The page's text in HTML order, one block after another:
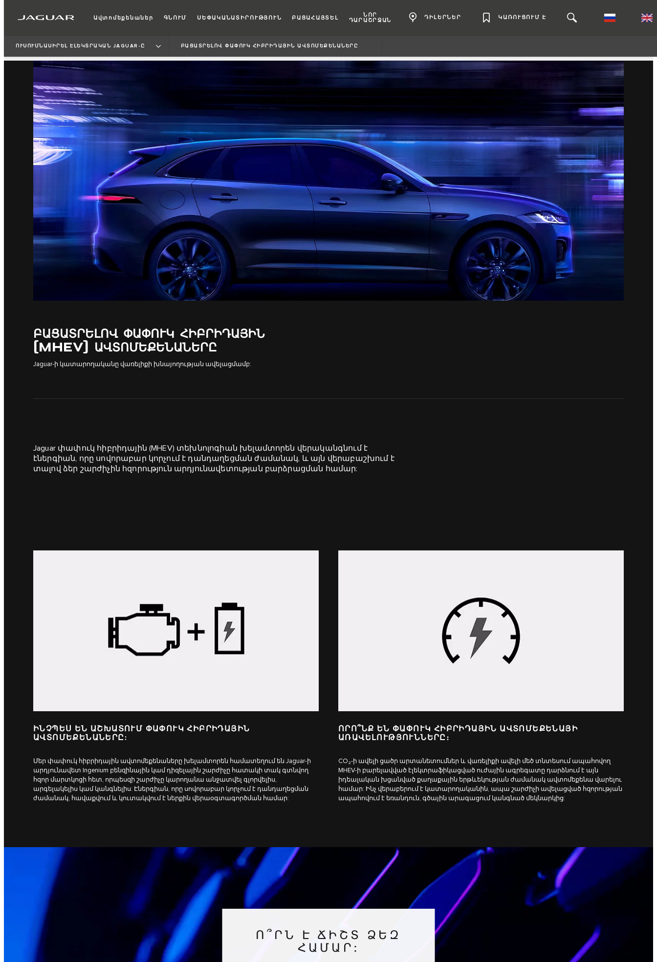
Ավտոմեքենաներ ԳՆՈՒՄ ՍԵՓԱԿԱՆԱՏԻՐՈՒԹՅՈՒՆ ԲԱՑԱՀԱՅՏԵԼ
ՆՈՐ
ԴԱՐԱՇՐՋԱՆ
ԴԻԼԵՐՆԵՐ ԿԱՌՈՒՑՈՒՄ Է
ՈՒՍՈՒՄՆԱՍԻՐԵԼ ԷԼԵԿՏՐԱԿԱՆ JAGUAR-Ը ԲԱՑԱՏՐԵԼՈՎ ՓԱՓՈՒԿ ՀԻԲՐԻԴԱՅԻՆ ԱՎՏՈՄԵՔԵՆԱՆԵՐԸ
ԲԱՑԱՏՐԵԼՈՎ ՓԱՓՈՒԿ ՀԻԲՐԻԴԱՅԻՆ
(MHEV) ԱՎՏՈՄԵՔԵՆԱՆԵՐԸ
Jaguar-ի կատարողականը վառելիքի խնայողության ավելացմամբ:
Jaguar փափուկ հիբրիդային (MHEV) տեխնոլոգիան խելամտորեն վերականգնում է
էներգիան, որը սովորաբար կորչում է դանդաղեցման ժամանակ, և այն վերաբաշխում է
տալով ձեր շարժիչին հզորություն արդյունավետության բարձրացման համար:
ԻՆՉՊԵՍ ԵՆ ԱՇԽԱՏՈՒՄ ՓԱՓՈՒԿ ՀԻԲՐԻԴԱՅԻՆ
ԱՎՏՈՄԵՔԵՆԱՆԵՐԸ:
Մեր փափուկ հիբրիդային ավտոմեքենաները խելամտորեն համատեղում են Jaguar-ի
արդյունավետ Ingenium բենզինային կամ դիզելային շարժիչը հատակի տակ գտնվող
հզոր մարտկոցի հետ, որպեսզի շարժիչը կարողանա անջատվել գլորվելիս,
արգելակելիս կամ կանգնելիս: Էներգիան, որը սովորաբար կորչում է դանդաղեցման
ժամանակ, հավաքվում և կուտակվում է ներքին վերաօգտագործման համար:
ՈՐՈ՞ՆՔ ԵՆ ՓԱՓՈՒԿ ՀԻԲՐԻԴԱՅԻՆ ԱՎՏՈՄԵՔԵՆԱՅԻ
ԱՌԱՎԵԼՈՒԹՅՈՒՆՆԵՐԸ։
CO₂-ի ավելի ցածր արտանետումներ և վառելիքի ավելի մեծ տնտեսում ապահովող
MHEV-ի բարելավված էլեկտրաֆիկացված ուժային ագրեգատը դարձնում է այն
իդեալական խցանված քաղաքային երթևեկության ժամանակ ավտոմեքենա վարելու
համար: Ինչ վերաբերում է կատարողականին, ապա շարժիչի ավելացված հզորության
ապահովում է եռանդուն, գծային արագացում կանգնած մեկնարկից:
Ո՞ՐՆ Է ՃԻՇՏ ՁԵԶ
ՀԱՄԱՐ: